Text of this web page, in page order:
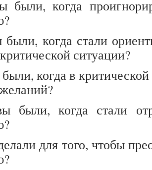
когда
когда стали
ситуации?
когда в критической
были, когда стали
для того, чтобы